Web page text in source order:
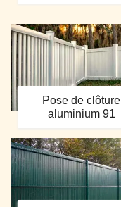
Pose de clôture
aluminium 91